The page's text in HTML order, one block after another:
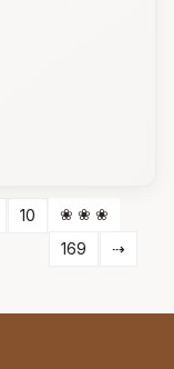
10
❀ ❀ ❀
169
⇢